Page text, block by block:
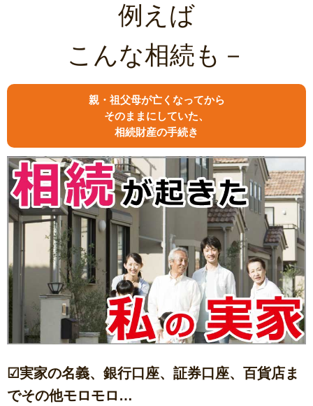
例えば
こんな相続も－
親・祖父母が亡くなってから
そのままにしていた、
相続財産の手続き
☑実家の名義、銀行口座、証券口座、百貨店ま
でその他モロモロ…